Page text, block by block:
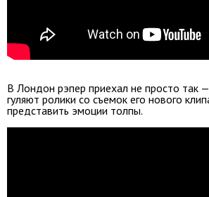
В Лондон рэпер приехал не просто так
гуляют ролики со съемок его нового
представить эмоции толпы.